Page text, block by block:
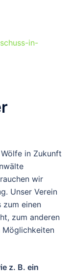
in-
in Zukunft
wir
Unser Verein
einen
zum anderen
Möglichkeiten
z. B. ein